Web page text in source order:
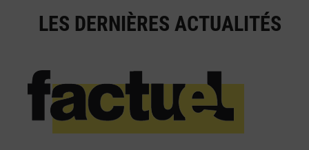
LES DERNIÈRES ACTUALITÉS